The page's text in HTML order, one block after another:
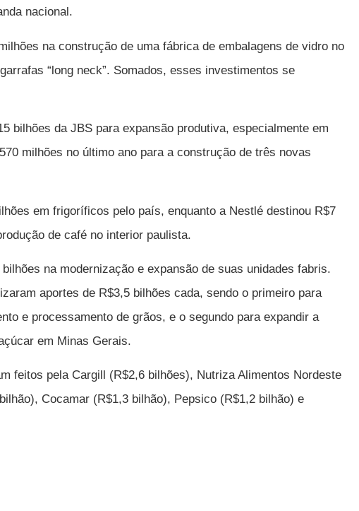
nacional.
na construção de uma fábrica de embalagens de vidro no
“long neck”. Somados, esses investimentos se
bilhões da JBS para expansão produtiva, especialmente em
milhões no último ano para a construção de três novas
em frigoríficos pelo país, enquanto a Nestlé destinou R$7
de café no interior paulista.
na modernização e expansão de suas unidades fabris.
aportes de R$3,5 bilhões cada, sendo o primeiro para
e processamento de grãos, e o segundo para expandir a
em Minas Gerais.
feitos pela Cargill (R$2,6 bilhões), Nutriza Alimentos Nordeste
Cocamar (R$1,3 bilhão), Pepsico (R$1,2 bilhão) e